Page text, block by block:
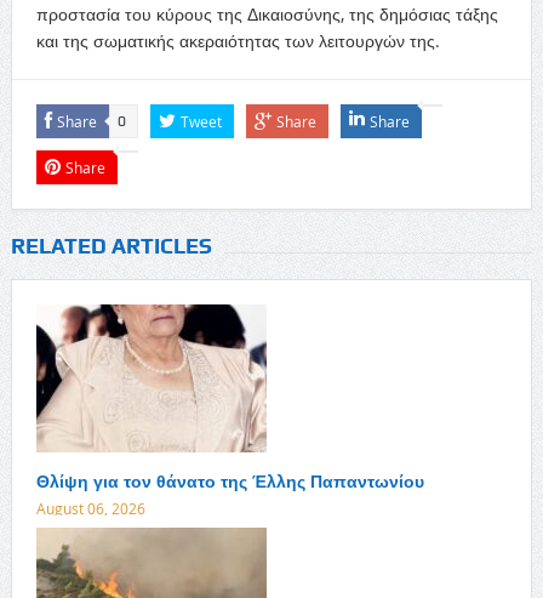
προστασία του κύρους της Δικαιοσύνης, της δημόσιας τάξης
και της σωματικής ακεραιότητας των λειτουργών της.
Share 0 Tweet Share Share
Share
RELATED ARTICLES
Θλίψη για τον θάνατο της Έλλης Παπαντωνίου
August 06, 2026